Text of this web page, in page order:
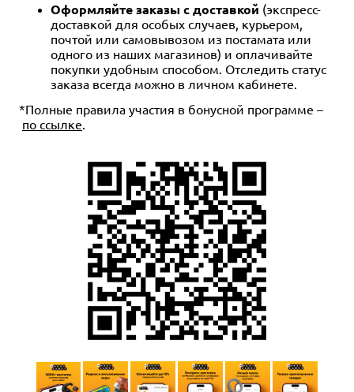
Оформляйте заказы с доставкой (экспресс-
доставкой для особых случаев, курьером,
почтой или самовывозом из постамата или
одного из наших магазинов) и оплачивайте
покупки удобным способом. Отследить статус
заказа всегда можно в личном кабинете.
*Полные правила участия в бонусной программе –
по ссылке.